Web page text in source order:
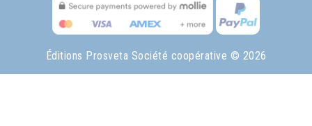
Éditions Prosveta Société coopérative © 2026